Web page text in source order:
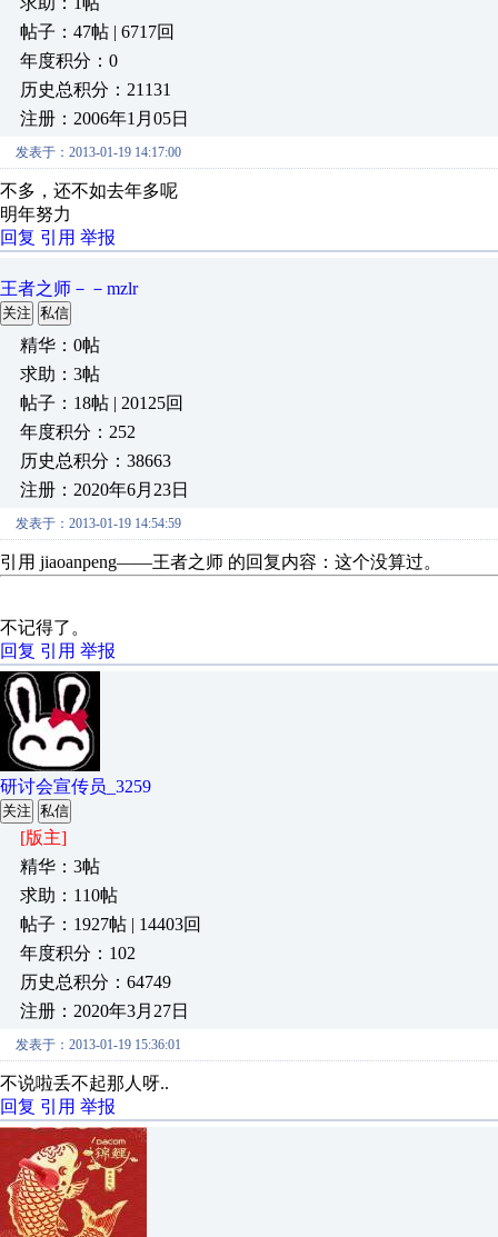
帖子：47帖 | 6717回
年度积分：0
历史总积分：21131
注册：2006年1月05日
发表于：2013-01-19 14:17:00
不多，还不如去年多呢
明年努力
回复 引用 举报
王者之师－－mzlr
关注 私信
精华：0帖
求助：3帖
帖子：18帖 | 20125回
年度积分：252
历史总积分：38663
注册：2020年6月23日
发表于：2013-01-19 14:54:59
引用 jiaoanpeng——王者之师 的回复内容：这个没算
不记得了。
回复 引用 举报
研讨会宣传员_3259
关注 私信
[版主]
精华：3帖
求助：110帖
帖子：1927帖 | 14403回
年度积分：102
历史总积分：64749
注册：2020年3月27日
发表于：2013-01-19 15:36:01
不说啦丢不起那人呀..
回复 引用 举报